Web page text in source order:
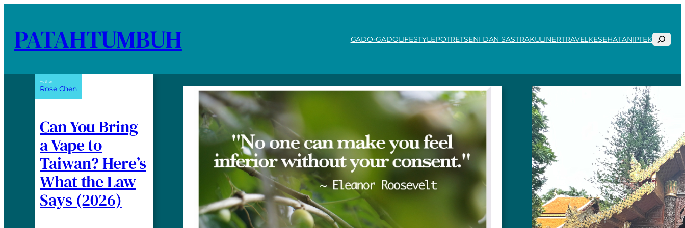
PATAHTUMBUH GADO-GADOLIFESTYLEPOTRETSENI DAN SASTRAKULINERTRAVELKESEHATANIPTEKSearch
Author:
Rose Chen
Can You Bring
a Vape to
Taiwan? Here’s
What the Law
Says (2026)